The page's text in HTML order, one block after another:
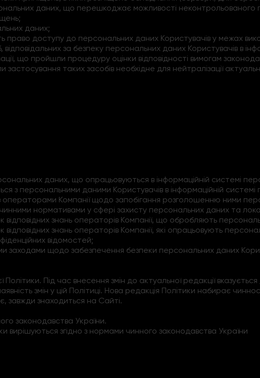
даних, що перешкоджає можливості
даних;
право доступу до персональних даних Користувачів у межах
за безпеку персональних даних Користувачів в
що пройшли процедуру оцінки відповідності вимогам
застосування таких засобів необхідне для нейтралізації
даних, що опрацьовуються в інформаційній системі
з персональними даними Користувачів в інформаційній
Компанії щодо запобігання розголошенню ними
нормативами у сфері захисту персональних даних та
знань операторів Компанії, що обробляють
знань операторів Компанії, які опрацьовують
відомостей;
заходами щодо забезпечення безпеки персональних даних
Політики. Під час внесення змін до актуальної редакції
змін у цій Політиці. Нова редакція Політики набирає
завжди знаходиться на Сайті.
законодавства України.
вирішуються згідно з нормами чинного законодавства України